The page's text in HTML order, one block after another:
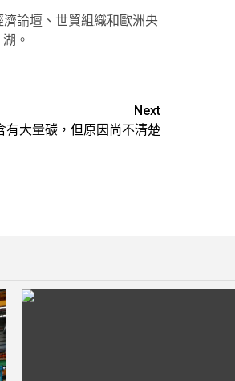
論壇、世貿組織和歐洲央
。
Next
有大量碳，但原因尚不清楚